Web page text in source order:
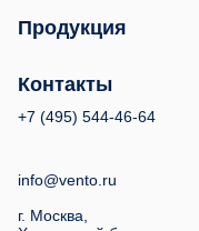
Продукция
Контакты
+7 (495) 544-46-64
info@vento.ru
г. Москва,